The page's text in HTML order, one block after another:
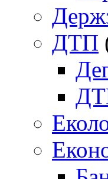
ДТП